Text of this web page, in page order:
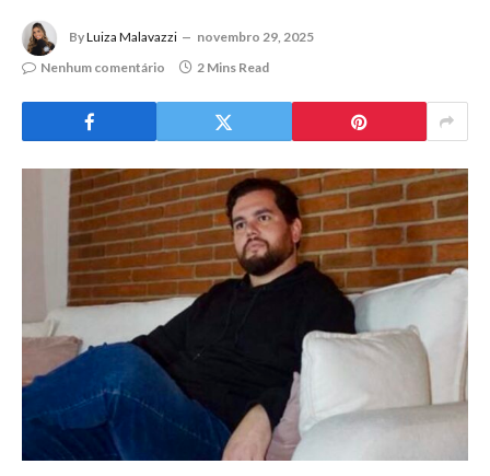
ByLuiza Malavazzi
novembro 29, 2025
Nenhum comentário
2 Mins Read